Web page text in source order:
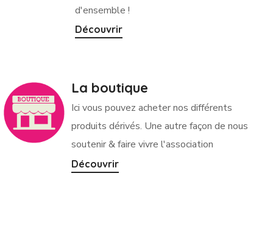
d'ensemble !
Découvrir
La boutique
Ici vous pouvez acheter nos différents
produits dérivés. Une autre façon de nous
soutenir & faire vivre l'association
Découvrir